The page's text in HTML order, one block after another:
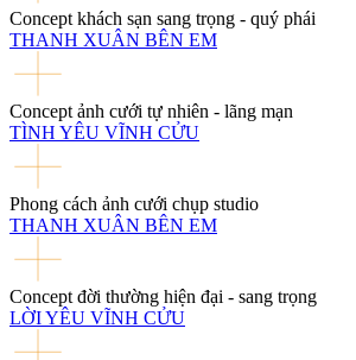
Concept khách sạn sang trọng - quý phái
THANH XUÂN BÊN EM
Concept ảnh cưới tự nhiên - lãng mạn
TÌNH YÊU VĨNH CỬU
Phong cách ảnh cưới chụp studio
THANH XUÂN BÊN EM
Concept đời thường hiện đại - sang trọng
LỜI YÊU VĨNH CỬU